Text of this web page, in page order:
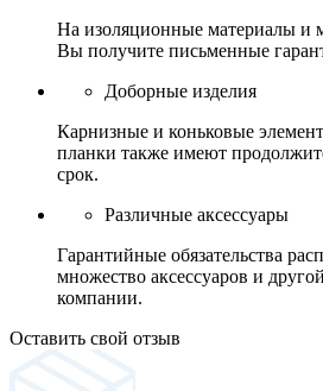
На изоляционные материалы и
Вы получите письменные
Доборные изделия
Карнизные и коньковые
планки также имеют
срок.
Различные аксессуары
Гарантийные обязательства
множество аксессуаров и
компании.
Оставить свой отзыв